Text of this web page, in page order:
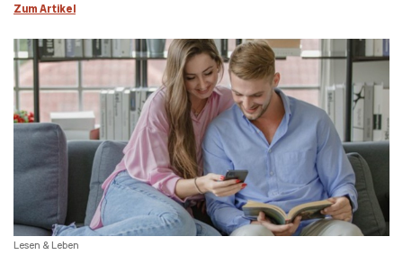
Zum Artikel
Lesen & Leben